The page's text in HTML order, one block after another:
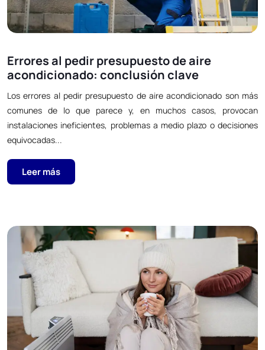
Errores al pedir presupuesto de aire
acondicionado: conclusión clave
Los errores al pedir presupuesto de aire acondicionado son más
comunes de lo que parece y, en muchos casos, provocan
instalaciones ineficientes, problemas a medio plazo o decisiones
equivocadas...
Leer más